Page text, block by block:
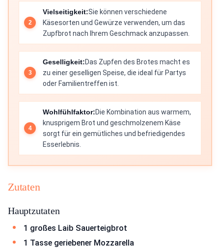
Vielseitigkeit:Sie können verschiedene
Käsesorten und Gewürze verwenden, um das
Zupfbrot nach Ihrem Geschmack anzupassen.
Geselligkeit:Das Zupfen des Brotes macht es
zu einer geselligen Speise, die ideal für Partys
oder Familientreffen ist.
Wohlfühlfaktor:Die Kombination aus warmem,
knusprigem Brot und geschmolzenem Käse
sorgt für ein gemütliches und befriedigendes
Esserlebnis.
Zutaten
Hauptzutaten
1 großes Laib Sauerteigbrot
1 Tasse geriebener Mozzarella